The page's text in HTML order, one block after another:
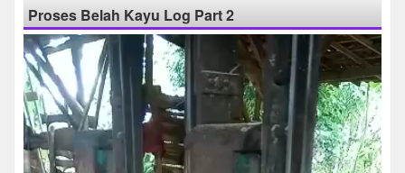
Proses Belah Kayu Log Part 2
Pemutar
Video